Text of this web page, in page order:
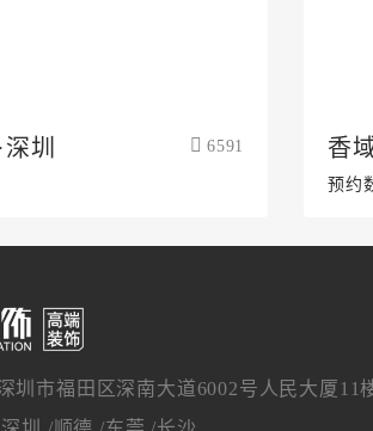
圳 6591 香
预约
圳市福田区深南大道6002号人民大厦11